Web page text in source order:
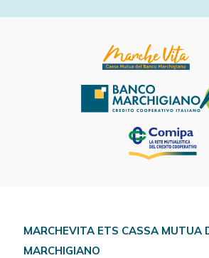
MARCHEVITA ETS CASSA MUTUA
MARCHIGIANO